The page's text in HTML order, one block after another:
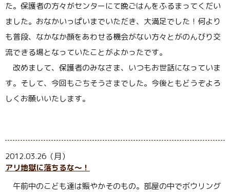
た。保護者の方々がセンターにて晩ごはんをふるまってくだい
ました。おなかいっぱいまでいただき、大満足でした！何より
も普段、なかなか顔をあわせる機会がない方々とがのんびり交
流できる場となっていたことがよかったです。
改めまして、保護者のみなさま、いつもお世話になっていま
す。そして、今回もごちそうさまでした。今後ともどうぞよろ
しくお願いいたします。
2012.03.26（月）
アリ地獄に落ちるな〜！
午前中のこども達は賑やかそのもの。部屋の中でボウリング